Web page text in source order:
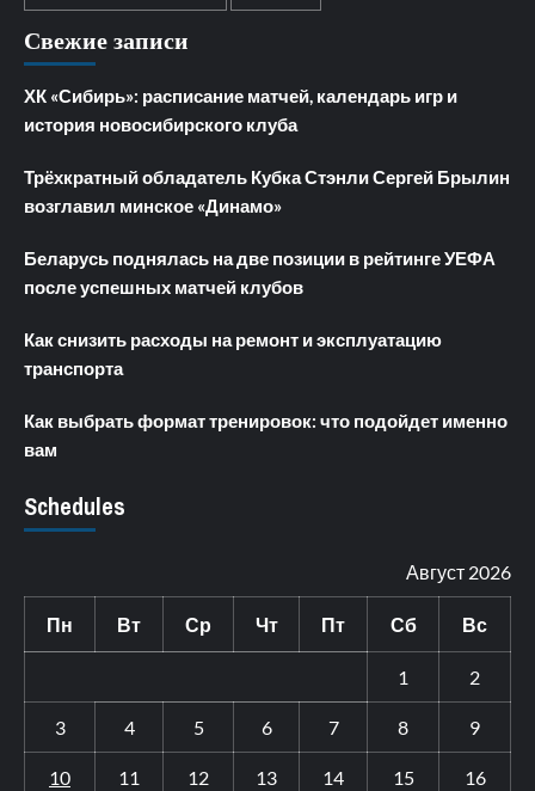
Свежие записи
ХК «Сибирь»: расписание матчей, календарь игр и
история новосибирского клуба
Трёхкратный обладатель Кубка Стэнли Сергей Брылин
возглавил минское «Динамо»
Беларусь поднялась на две позиции в рейтинге УЕФА
после успешных матчей клубов
Как снизить расходы на ремонт и эксплуатацию
транспорта
Как выбрать формат тренировок: что подойдет именно
вам
Schedules
Август 2026
Пн Вт Ср Чт Пт Сб Вс
1 2
3 4 5 6 7 8 9
10 11 12 13 14 15 16